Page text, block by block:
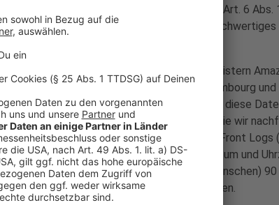
der Verbindung. Rechtsgrundlage ist Art. 6 Abs.
Interesse, Ihnen ein qualitativ hochwertiges
unmittelbar nur unseren technischen Dienstleistern
in 38 avenue John F. Kennedy, L-1855 Luxembourg
200, 33333 Gütersloh zur Verfügung, die diese
verarbeiten. Alle Logfiles die wir
werden sieben Tage aufbewahrt. CloudFront Logs
der die Anfrage bedient hat, Land sowie Datum und
(AWS API Aufrufe von Maschinen oder Menschen)
bei technischen Problemen herangezogen.